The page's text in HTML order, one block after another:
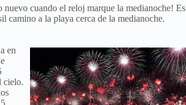
cuando el reloj marque la medianoche! Es
camino a la playa cerca de la medianoche.
en
cielo.